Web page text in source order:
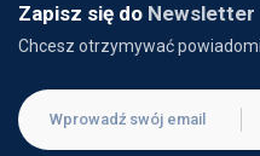
Zapisz się do Newsletter
Chcesz otrzymywać